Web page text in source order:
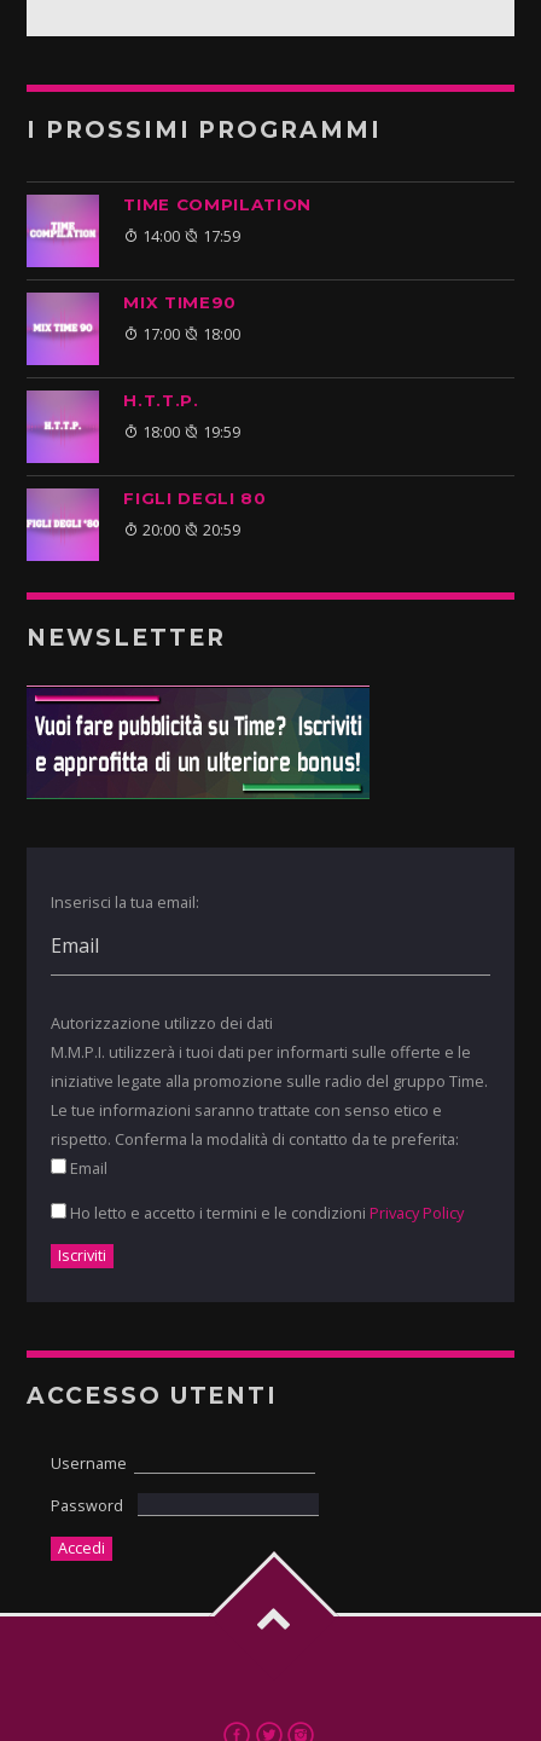
I PROSSIMI PROGRAMMI
TIME COMPILATION
14:00 17:59
MIX TIME90
17:00 18:00
H.T.T.P.
18:00 19:59
FIGLI DEGLI 80
20:00 20:59
NEWSLETTER
Inserisci la tua email:
Autorizzazione utilizzo dei dati
M.M.P.I. utilizzerà i tuoi dati per informarti sulle offerte e le
iniziative legate alla promozione sulle radio del gruppo Time.
Le tue informazioni saranno trattate con senso etico e
rispetto. Conferma la modalità di contatto da te preferita:
Email
Ho letto e accetto i termini e le condizioni Privacy Policy
ACCESSO UTENTI
Username
Password